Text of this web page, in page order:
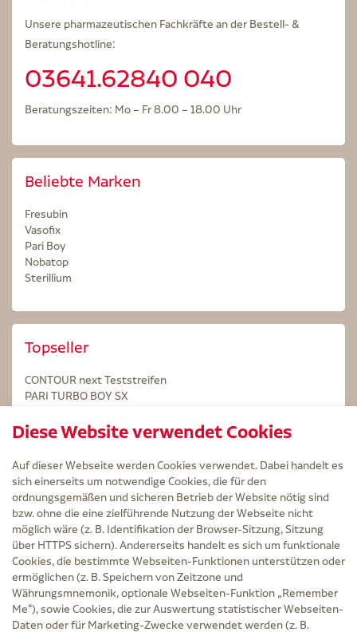
Unsere pharmazeutischen Fachkräfte an der Bestell- &
Beratungshotline:
03641.62840 040
Beratungszeiten: Mo – Fr 8.00 – 18.00 Uhr
Beliebte Marken
Fresubin
Vasofix
Pari Boy
Nobatop
Sterillium
Topseller
CONTOUR next Teststreifen
PARI TURBO BOY SX
Kintex Kinesiologie Tape blau
Service
Versand und Lieferzeit
Kontakt
FAQ
AGB
Cookie-Einstellungen
Datenschutz
Erklärung zur Barrierefreiheit
Diese Website verwendet Cookies
Auf dieser Webseite werden Cookies verwendet. Dabei handelt es
sich einerseits um notwendige Cookies, die für den
ordnungsgemäßen und sicheren Betrieb der Website nötig sind
bzw. ohne die eine zielführende Nutzung der Webseite nicht
möglich wäre (z. B. Identifikation der Browser-Sitzung, Sitzung
über HTTPS sichern). Andererseits handelt es sich um funktionale
Cookies, die bestimmte Webseiten-Funktionen unterstützen oder
ermöglichen (z. B. Speichern von Zeitzone und
Währungsmnemonik, optionale Webseiten-Funktion „Remember
Me“), sowie Cookies, die zur Auswertung statistischer Webseiten-
Daten oder für Marketing-Zwecke verwendet werden (z. B.